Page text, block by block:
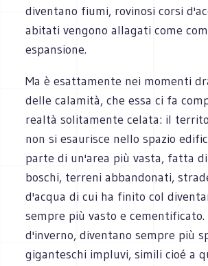
diventano fiumi, rovinosi corsi
abitati vengono allagati come
espansione.
Ma è esattamente nei momenti
delle calamità, che essa ci fa
realtà solitamente celata: il
non si esaurisce nello spazio
parte di un'area più vasta, fatta
boschi, terreni abbandonati,
d'acqua di cui ha finito col
sempre più vasto e
d'inverno, diventano sempre più
giganteschi impluvi, simili cioé a